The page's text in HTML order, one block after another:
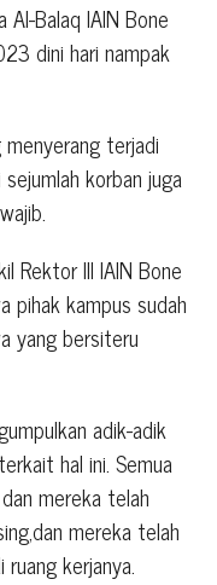
Al-Balaq IAIN Bone
dini hari nampak
terjadi
korban juga
Rektor III IAIN Bone
pihak kampus sudah
yang bersiteru
adik-adik
hal ini. Semua
mereka telah
mereka telah
kerjanya.